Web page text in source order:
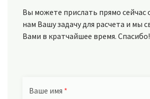
Вы можете прислать прямо сейчас
нам Вашу задачу для расчета и мы
Вами в кратчайшее время. Спасибо!
Ваше имя *